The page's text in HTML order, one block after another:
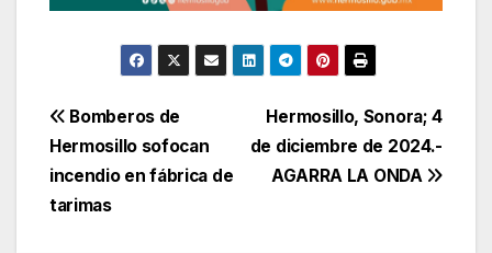
Navegación
de
entradas
Hermosillo, Sonora; 4
de diciembre de 2024.-
AGARRA LA ONDA
Bomberos de
Hermosillo sofocan
incendio en fábrica de
tarimas